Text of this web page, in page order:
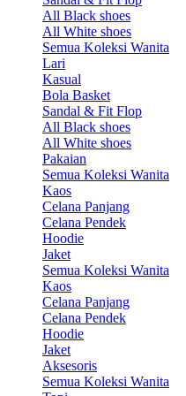
All Black shoes
All White shoes
Semua Koleksi Wanita
Lari
Kasual
Bola Basket
Sandal & Fit Flop
All Black shoes
All White shoes
Pakaian
Semua Koleksi Wanita
Kaos
Celana Panjang
Celana Pendek
Hoodie
Jaket
Semua Koleksi Wanita
Kaos
Celana Panjang
Celana Pendek
Hoodie
Jaket
Aksesoris
Semua Koleksi Wanita